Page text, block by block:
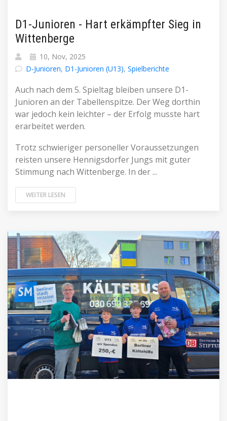
D1-Junioren - Hart erkämpfter Sieg in
Wittenberge
10, Nov, 2025
D-Junioren, D1-Junioren (U13), Spielberichte
Auch nach dem 5. Spieltag bleiben unsere D1-
Junioren an der Tabellenspitze. Der Weg dorthin
war jedoch kein leichter – der Erfolg musste hart
erarbeitet werden.
Trotz schwieriger personeller Voraussetzungen
reisten unsere Hennigsdorfer Jungs mit guter
Stimmung nach Wittenberge. In der ...
WEITER LESEN